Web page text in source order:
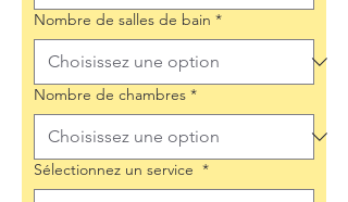
Nombre de salles de bain *
Nombre de chambres *
Sélectionnez un service *